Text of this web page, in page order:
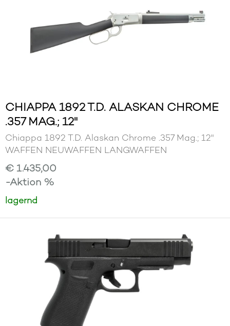
CHIAPPA 1892 T.D. ALASKAN CHROME
.357 MAG.; 12"
Chiappa 1892 T.D. Alaskan Chrome .357 Mag.; 12"
WAFFEN NEUWAFFEN LANGWAFFEN
€ 1.435,00
-Aktion %
lagernd